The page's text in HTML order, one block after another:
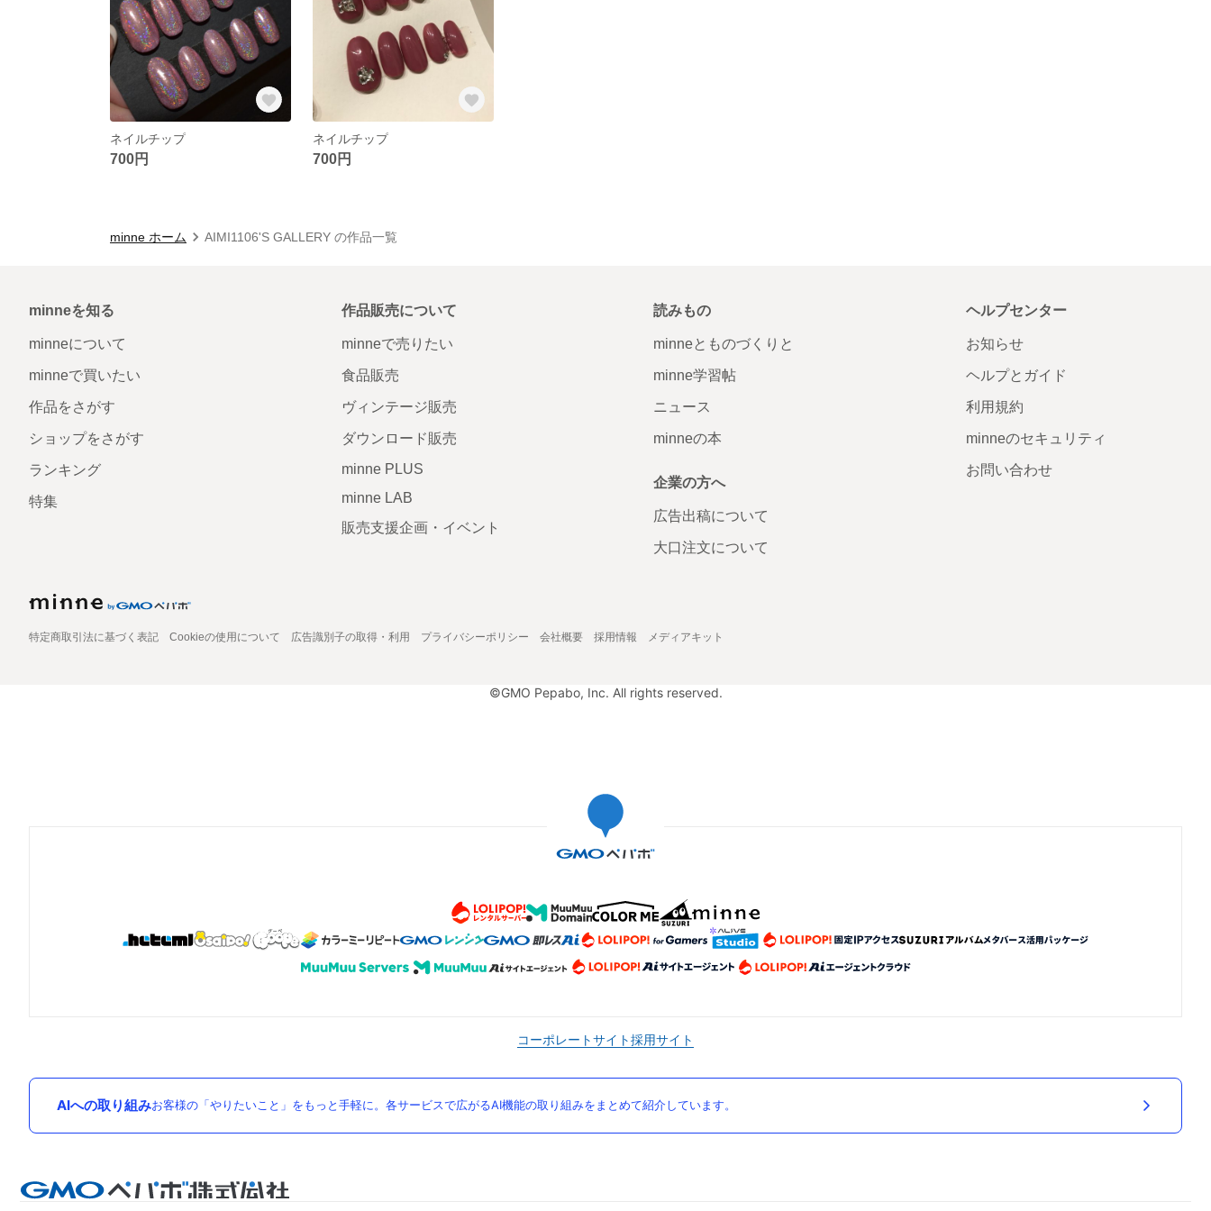
ネイルチップ
700円
ネイルチップ
700円
minne ホーム AIMI1106'S GALLERY の作品一覧
minneを知る
minneについて
minneで買いたい
作品をさがす
ショップをさがす
ランキング
特集
作品販売について
minneで売りたい
食品販売
ヴィンテージ販売
ダウンロード販売
minne PLUS
minne LAB
販売支援企画・イベント
読みもの
minneとものづくりと
minne学習帖
ニュース
minneの本
企業の方へ
広告出稿について
大口注文について
ヘルプセンター
お知らせ
ヘルプとガイド
利用規約
minneのセキュリティ
お問い合わせ
特定商取引法に基づく表記 Cookieの使用について 広告識別子の取得・利用 プライバシーポリシー 会社概要 採用情報 メディアキット
©GMO Pepabo, Inc. All rights reserved.
コーポレートサイト採用サイト
AIへの取り組みお客様の「やりたいこと」をもっと手軽に。各サービスで広がるAI機能の取り組みをまとめて紹介しています。